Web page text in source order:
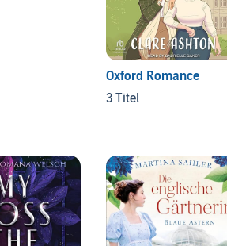
Oxford Romance
3 Titel